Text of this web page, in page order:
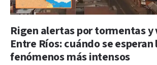
Rigen alertas por tormentas y
Entre Ríos: cuándo se esperan
fenómenos más intensos